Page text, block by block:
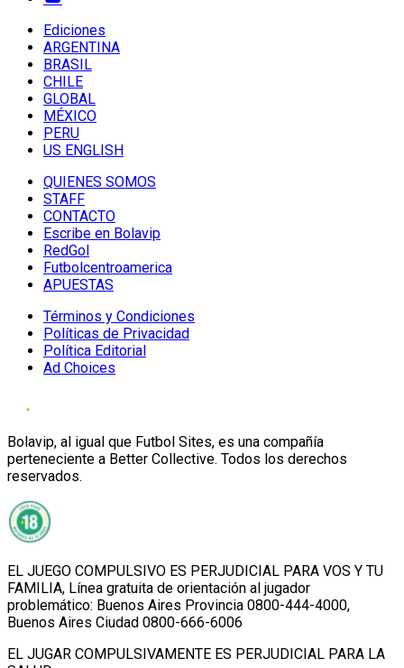
Ediciones
ARGENTINA
BRASIL
CHILE
GLOBAL
MÉXICO
PERU
US ENGLISH
QUIENES SOMOS
STAFF
CONTACTO
Escribe en Bolavip
RedGol
Futbolcentroamerica
APUESTAS
Términos y Condiciones
Políticas de Privacidad
Política Editorial
Ad Choices
Bolavip, al igual que Futbol Sites, es una compañía
perteneciente a Better Collective. Todos los derechos
reservados.
EL JUEGO COMPULSIVO ES PERJUDICIAL PARA VOS Y TU
FAMILIA, Línea gratuita de orientación al jugador
problemático: Buenos Aires Provincia 0800-444-4000,
Buenos Aires Ciudad 0800-666-6006
EL JUGAR COMPULSIVAMENTE ES PERJUDICIAL PARA LA